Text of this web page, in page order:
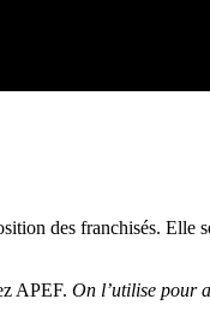
des franchisés. Elle
APEF. On l’utilise pour